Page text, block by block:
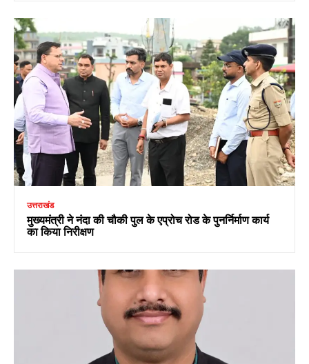
उत्तराखंड
मुख्यमंत्री ने नंदा की चौकी पुल के एप्रोच रोड के पुनर्निर्माण कार्य
का किया निरीक्षण